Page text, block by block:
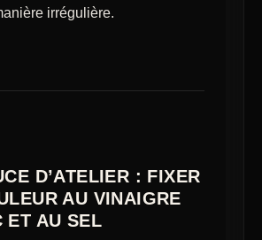
irrégulière.
D’ATELIER : FIXER
AU VINAIGRE
ET AU SEL